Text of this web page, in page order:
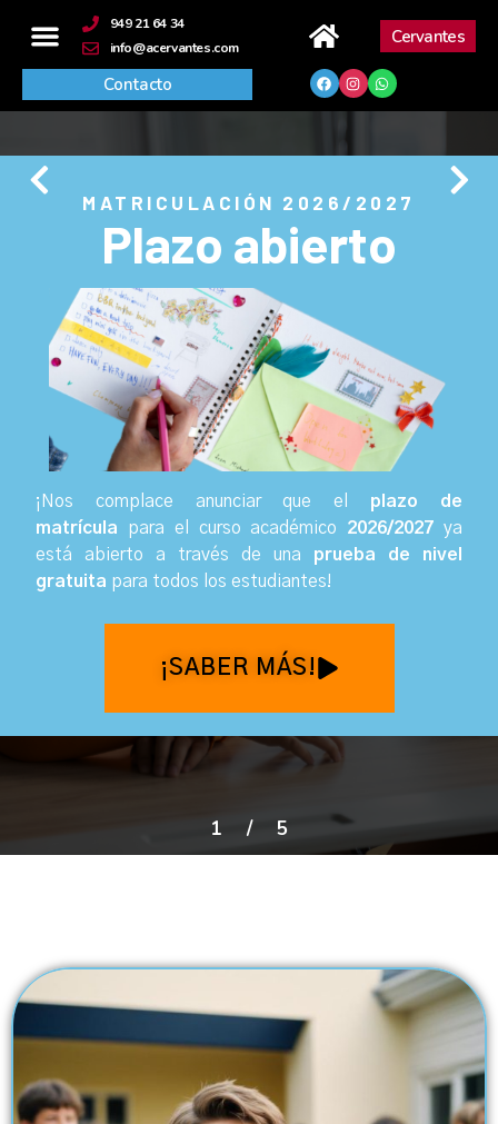
949 21 64 34
info@acervantes.com
Cervantes
Contacto
MATRICULACIÓN 2026/2027
Plazo abierto
¡Nos complace anunciar que el plazo de
matrícula para el curso académico 2026/2027 ya
está abierto a través de una prueba de nivel
gratuita para todos los estudiantes!
¡SABER MÁS!
1 / 5